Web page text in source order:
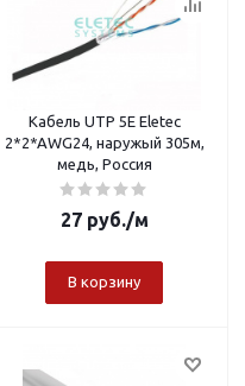
Кабель UTP 5E Eletec
2*2*AWG24, наружый 305м,
медь, Россия
27руб./м
В корзину